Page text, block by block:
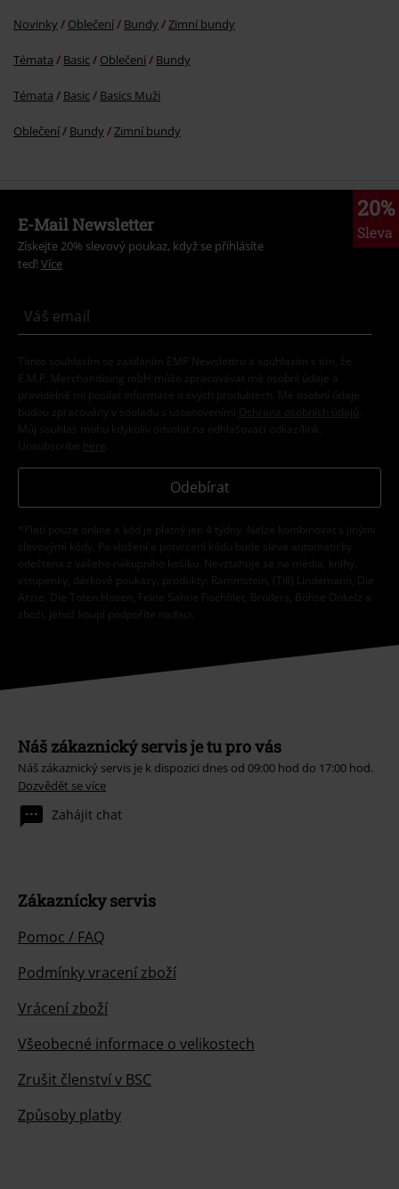
Novinky Oblečení Bundy Zimní bundy
Témata Basic Oblečení Bundy
Témata Basic Basics Muži
Oblečení Bundy Zimní bundy
20%
Sleva
E-Mail Newsletter
Získejte 20% slevový poukaz, když se přihlásíte
teď! Více
Tímto souhlasím se zasíláním EMP Newslettru a souhlasím s tím, že
E.M.P. Merchandising mbH může zpracovávat mé osobní údaje a
pravidelně mi posílat informace o svých produktech. Mé osobní údaje
budou zpracovány v souladu s ustanoveními
Ochrana osobních údajů
Můj souhlas mohu kdykoliv odvolat na odhlašovací odkaz/link.
Unsubscribe here
Odebírat
*Platí pouze online a kód je platný jen 4 týdny. Nelze kombinovat s jinými
slevovými kódy. Po vložení a potvrzení kódu bude sleva automaticky
odečtena z vašeho nákupního košíku. Nevztahuje se na média, knihy,
vstupenky, dárkové poukazy, produkty: Rammstein, (Till) Lindemann, Die
Ärzte, Die Toten Hosen, Feine Sahne Fischfilet, Broilers, Böhse Onkelz a
zboží, jehož koupí podpoříte nadaci.
Náš zákaznický servis je tu pro vás
Náš zákaznický servis je k dispozici dnes od 09:00 hod do 17:00 hod.
Dozvědět se více
Zahájit chat
Zákaznícky servis
Pomoc / FAQ
Podmínky vracení zboží
Vrácení zboží
Všeobecné informace o velikostech
Zrušit členství v BSC
Způsoby platby